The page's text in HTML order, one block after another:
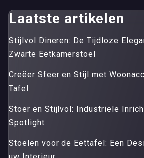
Laatste artikelen
Stijlvol Dineren: De Tijdloze
Zwarte Eetkamerstoel
Creëer Sfeer en Stijl met
Tafel
Stoer en Stijlvol: Industriële
Spotlight
Stoelen voor de Eettafel: Een